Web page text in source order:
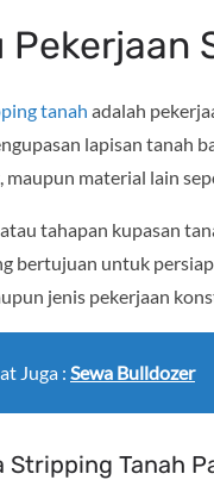
Pekerjaan
tanah adalah
lapisan tanah
maupun material lain
tahapan kupasan
bertujuan untuk
jenis pekerjaan
Juga : Sewa Bulldozer
Stripping Tanah